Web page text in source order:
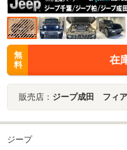
無
料
在
販売店： ジープ成田 フィ
ジープ